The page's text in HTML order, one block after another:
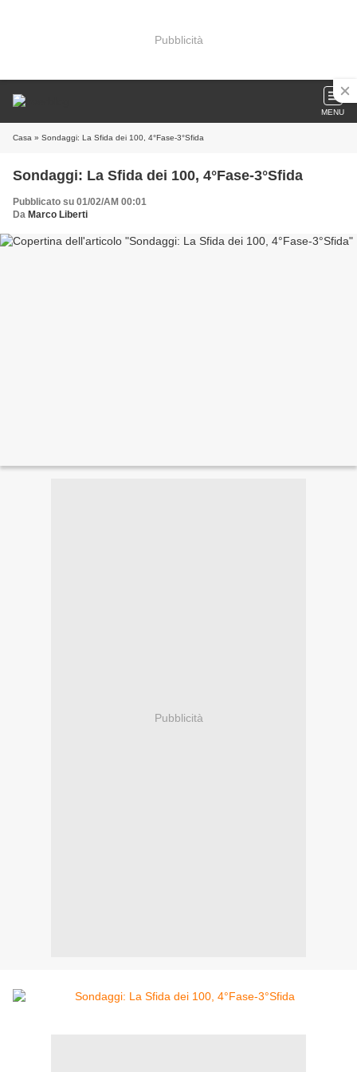
Pubblicità
MENU
Casa » Sondaggi: La Sfida dei 100, 4°Fase-3°Sfida
Sondaggi: La Sfida dei 100, 4°Fase-3°Sfida
Pubblicato su 01/02/AM 00:01
Da Marco Liberti
Pubblicità